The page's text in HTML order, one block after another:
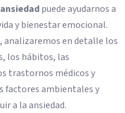
puede ayudarnos a
y bienestar emocional.
analizaremos en detalle los
los hábitos, las
trastornos médicos y
factores ambientales y
a la ansiedad.